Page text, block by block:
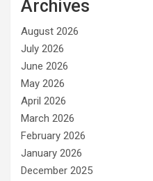
Archives
August 2026
July 2026
June 2026
May 2026
April 2026
March 2026
February 2026
January 2026
December 2025